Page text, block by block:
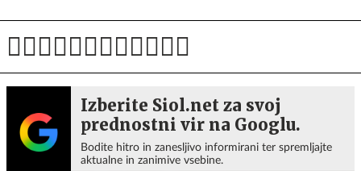
Izberite Siol.net za svoj
prednostni vir na Googlu.
Bodite hitro in zanesljivo informirani ter spremljajte
aktualne in zanimive vsebine.